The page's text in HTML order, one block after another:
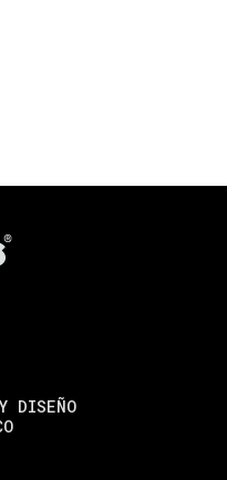
DISEÑO